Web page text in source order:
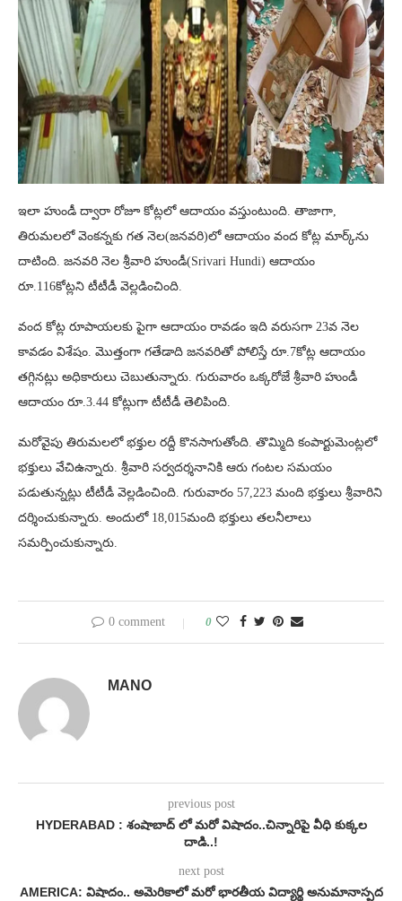
ఇలా హుండీ ద్వారా రోజూ కోట్లలో ఆదాయం వస్తుంటుంది. తాజాగా,
తిరుమలలో వెంకన్నకు గత నెల(జనవరి)లో ఆదాయం వంద కోట్ల మార్క్‌ను
దాటింది. జనవరి నెల శ్రీవారి హుండీ(Srivari Hundi) ఆదాయం
రూ.116కోట్లని టీటీడీ వెల్లడించింది.
వంద కోట్ల రూపాయలకు పైగా ఆదాయం రావడం ఇది వరుసగా 23వ నెల
కావడం విశేషం. మొత్తంగా గతేడాది జనవరితో పోలిస్తే రూ.7కోట్ల ఆదాయం
తగ్గినట్లు అధికారులు చెబుతున్నారు. గురువారం ఒక్కరోజే శ్రీవారి హుండీ
ఆదాయం రూ.3.44 కోట్లుగా టీటీడీ తెలిపింది.
మరోవైపు తిరుమలలో భక్తుల రద్దీ కొనసాగుతోంది. తొమ్మిది కంపార్టుమెంట్లలో
భక్తులు వేచిఉన్నారు. శ్రీవారి సర్వదర్శనానికి ఆరు గంటల సమయం
పడుతున్నట్లు టీటీడీ వెల్లడించింది. గురువారం 57,223 మంది భక్తులు శ్రీవారిని
దర్శించుకున్నారు. అందులో 18,015మంది భక్తులు తలనీలాలు
సమర్పించుకున్నారు.
0 comment 0
MANO
previous post
HYDERABAD : శంషాబాద్ లో మరో విషాదం..చిన్నారిపై వీధి కుక్కల
దాడి..!
next post
AMERICA: విషాదం.. అమెరికాలో మరో భారతీయ విద్యార్థి అనుమానాస్పద